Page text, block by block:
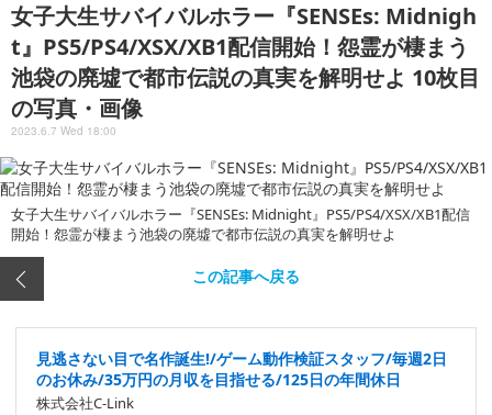
女子大生サバイバルホラー『SENSEs: Midnigh
t』PS5/PS4/XSX/XB1配信開始！怨霊が棲まう
池袋の廃墟で都市伝説の真実を解明せよ 10枚目
の写真・画像
2023.6.7 Wed 18:00
女子大生サバイバルホラー『SENSEs: Midnight』PS5/PS4/XSX/XB1配信
開始！怨霊が棲まう池袋の廃墟で都市伝説の真実を解明せよ
この記事へ戻る
見逃さない目で名作誕生!/ゲーム動作検証スタッフ/毎週2日
のお休み/35万円の月収を目指せる/125日の年間休日
株式会社C-Link